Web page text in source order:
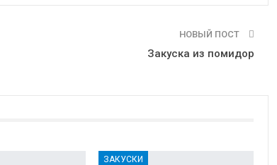
НОВЫЙ ПОСТ
Закуска из помидор
ЗАКУСКИ